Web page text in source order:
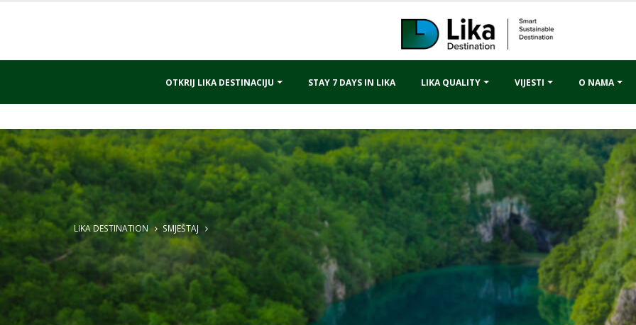
OTKRIJ LIKA DESTINACIJU STAY 7 DAYS IN LIKA LIKA QUALITY VIJESTI O NAMA
LIKA DESTINATION SMJEŠTAJ